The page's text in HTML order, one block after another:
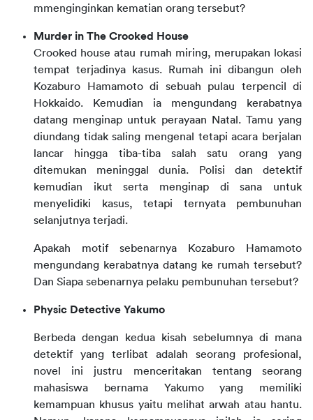
mmenginginkan kematian orang tersebut?
Murder in The Crooked House
Crooked house atau rumah miring, merupakan lokasi
tempat terjadinya kasus. Rumah ini dibangun oleh
Kozaburo Hamamoto di sebuah pulau terpencil di
Hokkaido. Kemudian ia mengundang kerabatnya
datang menginap untuk perayaan Natal. Tamu yang
diundang tidak saling mengenal tetapi acara berjalan
lancar hingga tiba-tiba salah satu orang yang
ditemukan meninggal dunia. Polisi dan detektif
kemudian ikut serta menginap di sana untuk
menyelidiki kasus, tetapi ternyata pembunuhan
selanjutnya terjadi.
Apakah motif sebenarnya Kozaburo Hamamoto
mengundang kerabatnya datang ke rumah tersebut?
Dan Siapa sebenarnya pelaku pembunuhan tersebut?
Physic Detective Yakumo
Berbeda dengan kedua kisah sebelumnya di mana
detektif yang terlibat adalah seorang profesional,
novel ini justru menceritakan tentang seorang
mahasiswa bernama Yakumo yang memiliki
kemampuan khusus yaitu melihat arwah atau hantu.